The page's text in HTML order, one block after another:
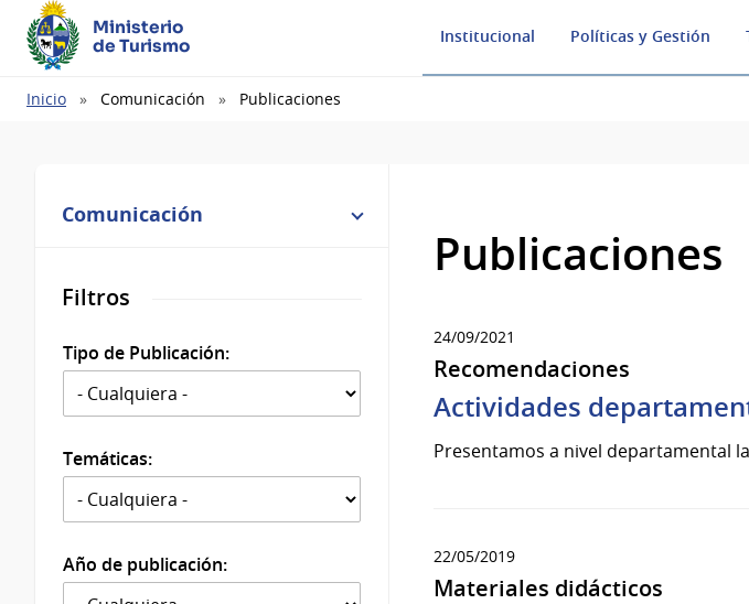
Ministerio
de Turismo
Institucional Políticas y Gestión
Ruta
Inicio Comunicación Publicaciones
Comunicación
Filtros
Tipo de Publicación:
Temáticas:
Año de publicación:
Publicaciones
24/09/2021
Recomendaciones
Actividades
Presentamos a nivel departamental
22/05/2019
Materiales didácticos